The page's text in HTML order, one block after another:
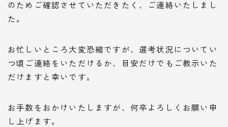
のためご確認させていただきたく、ご連絡いたしまし
た。
お忙しいところ大変恐縮ですが、選考状況についてい
つ頃ご連絡をいただけるか、目安だけでもご教示いた
だけますと幸いです。
お手数をおかけいたしますが、何卒よろしくお願い申
し上げます。